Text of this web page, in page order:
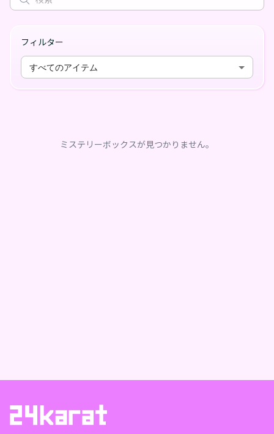
フィルター
すべてのアイテム
ミステリーボックスが見つかりません。